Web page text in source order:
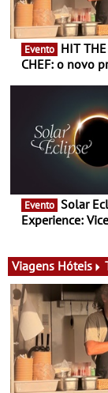
Evento
CHEF: o novo
conceito
itinerante que
Portugal
Evento
Experience:
exclusiva
Viagens Hóteis